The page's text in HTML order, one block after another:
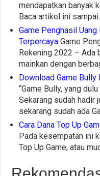
mendapatkan banyak
Baca artikel ini
Game Penghasil
Terpercaya Game
Rekening 2022 – Ada
mainkan dengan
Download Game
“Game Bully, yang
Sekarang sudah hadir
sekarang sudah ada
Cara Dana Top Up
Pada kesempatan ini
Top Up Game, atau